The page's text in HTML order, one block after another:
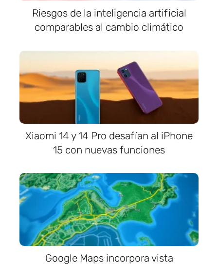
Riesgos de la inteligencia artificial
comparables al cambio climático
Xiaomi 14 y 14 Pro desafían al iPhone
15 con nuevas funciones
Google Maps incorpora vista